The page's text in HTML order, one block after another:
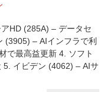
HD (285A) – データセ
(3905) – AIインフラで利
で最高益更新 4. ソフト
5. イビデン (4062) – AIサ